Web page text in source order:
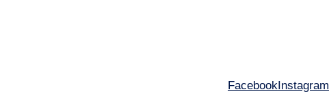
FacebookInstagram